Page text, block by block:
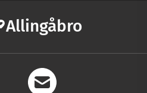
Allingåbro